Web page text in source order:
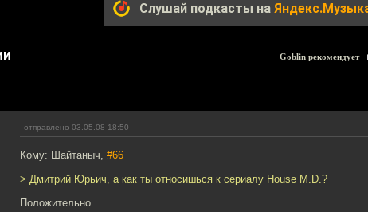
Слушай подкасты на
Goblin рекомендует
отправлено 03.05.08 18:50
Кому: Шайтаныч, #66
> Дмитрий Юрьич, а как ты относишься к сериалу House M.D.?
Положительно.